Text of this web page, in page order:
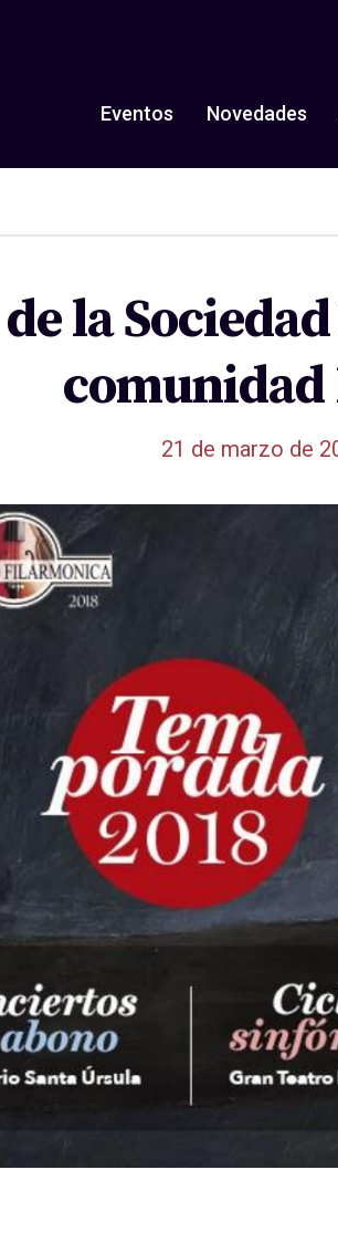
Eventos Novedades
la
comunidad
21 de marzo de